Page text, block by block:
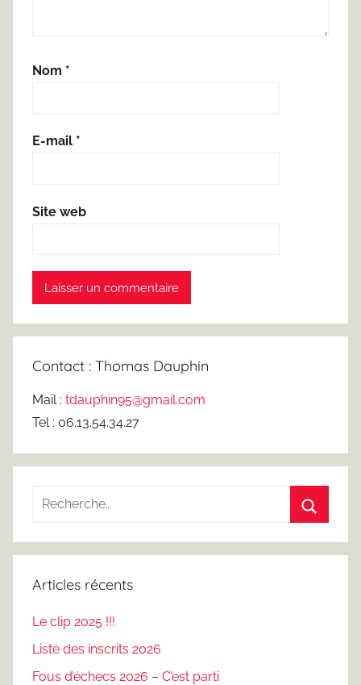
Nom *
E-mail *
Site web
Contact : Thomas Dauphin
Mail : tdauphin95@gmail.com
Tel : 06.13.54.34.27
Recherche
:
Articles récents
Le clip 2025 !!!
Liste des inscrits 2026
Fous d’échecs 2026 – C’est parti